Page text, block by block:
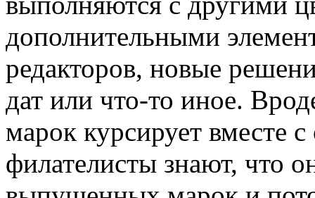
дополнительными
редакторов, новые
дат или что-то иное.
марок курсирует вместе
филателисты знают, что